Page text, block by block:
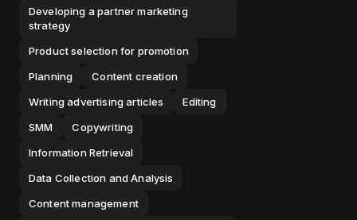
Developing a partner marketing
strategy
Product selection for promotion
Planning
Content creation
Writing advertising articles
Editing
SMM
Copywriting
Information Retrieval
Data Collection and Analysis
Content management